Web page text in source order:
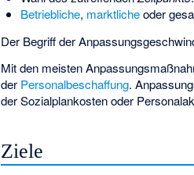
Betriebliche, marktlicheoder
Der Begriff der
Mit den meisten
der Personalbeschaffung.
der Sozialplankosten oder
Ziele